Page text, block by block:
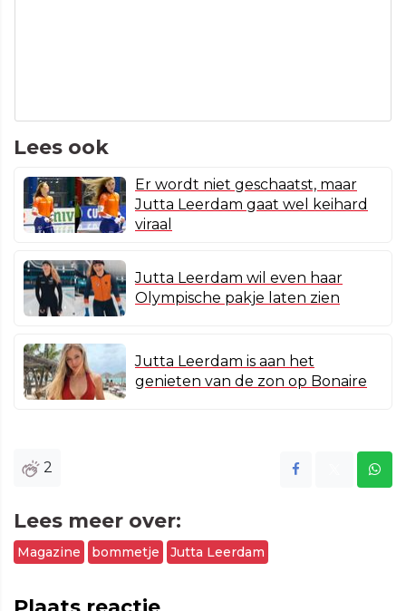
Lees ook
Er wordt niet geschaatst, maar
Jutta Leerdam gaat wel keihard
viraal
Jutta Leerdam wil even haar
Olympische pakje laten zien
Jutta Leerdam is aan het
genieten van de zon op Bonaire
2
Lees meer over:
Magazine bommetje Jutta Leerdam